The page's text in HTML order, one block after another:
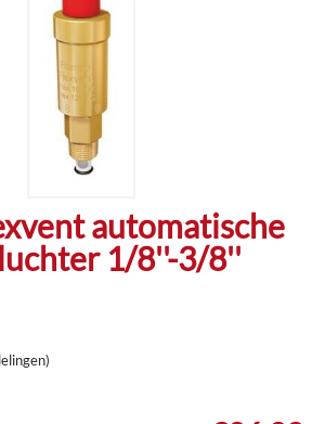
automatische
1/8''-3/8''